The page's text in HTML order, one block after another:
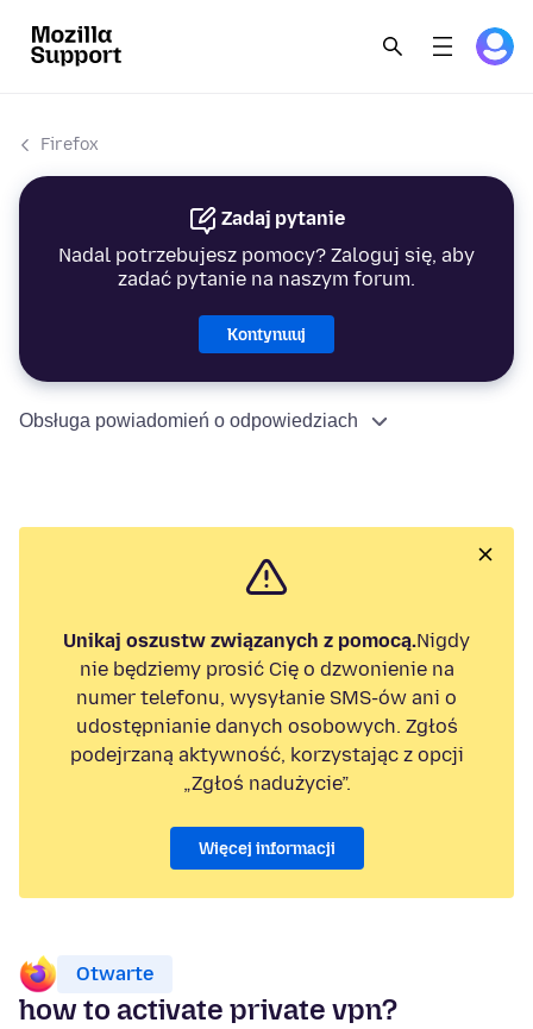
Firefox
Zadaj pytanie
Nadal potrzebujesz pomocy? Zaloguj się, aby
zadać pytanie na naszym forum.
Kontynuuj
Obsługa powiadomień o odpowiedziach
Unikaj oszustw związanych z pomocą.Nigdy
nie będziemy prosić Cię o dzwonienie na
numer telefonu, wysyłanie SMS-ów ani o
udostępnianie danych osobowych. Zgłoś
podejrzaną aktywność, korzystając z opcji
„Zgłoś nadużycie”.
Więcej informacji
Otwarte
how to activate private vpn?